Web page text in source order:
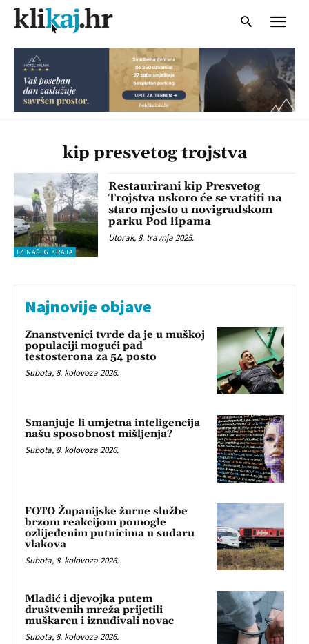
kip presvetog trojstva
IZ NAŠEG KRAJA
Restaurirani kip Presvetog
Trojstva uskoro će se vratiti na
staro mjesto u novigradskom
parku Pod lipama
Utorak, 8. travnja 2025.
Najnovije objave
Znanstvenici tvrde da je u muškoj
populaciji mogući pad
testosterona za 54 posto
Subota, 8. kolovoza 2026.
Smanjuje li umjetna inteligencija
našu sposobnost mišljenja?
Subota, 8. kolovoza 2026.
FOTO Županijske žurne službe
brzom reakcijom pomogle
ozlijeđenim putnicima u sudaru
vlakova
Subota, 8. kolovoza 2026.
Mladić i djevojka putem
društvenih mreža prijetili
muškarcu i iznuđivali novac
Subota, 8. kolovoza 2026.